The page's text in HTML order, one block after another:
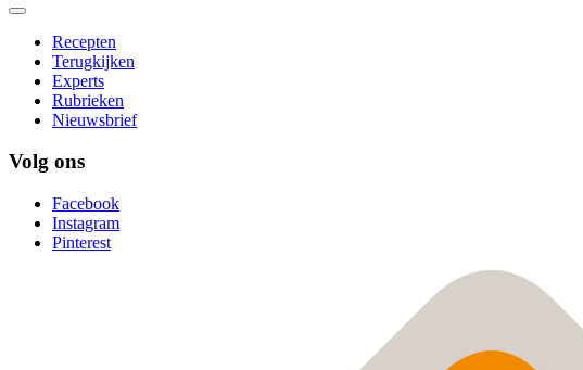
Recepten
Terugkijken
Experts
Rubrieken
Nieuwsbrief
Volg ons
Facebook
Instagram
Pinterest